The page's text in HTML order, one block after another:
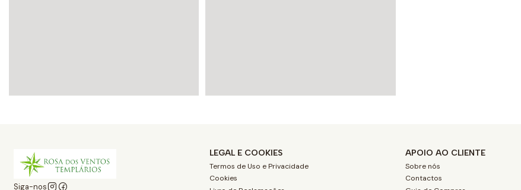
Siga-nos
LEGAL E COOKIES
Termos de Uso e Privacidade
Cookies
APOIO AO CLIENTE
Sobre nós
Contactos